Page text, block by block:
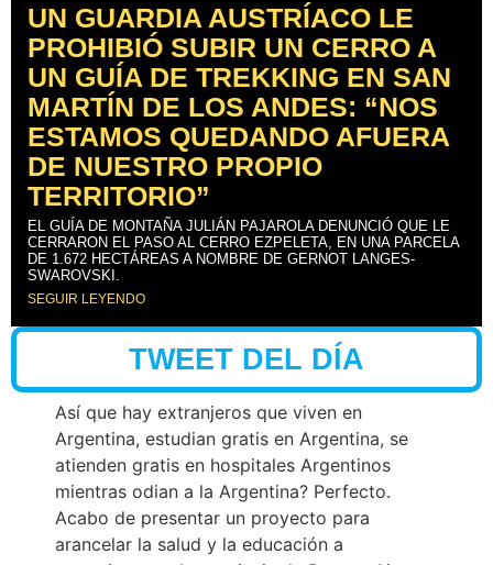
UN GUARDIA AUSTRÍACO LE
PROHIBIÓ SUBIR UN CERRO A
UN GUÍA DE TREKKING EN SAN
MARTÍN DE LOS ANDES: “NOS
ESTAMOS QUEDANDO AFUERA
DE NUESTRO PROPIO
TERRITORIO”
EL GUÍA DE MONTAÑA JULIÁN PAJAROLA DENUNCIÓ QUE LE
CERRARON EL PASO AL CERRO EZPELETA, EN UNA PARCELA
DE 1.672 HECTÁREAS A NOMBRE DE GERNOT LANGES-
SWAROVSKI.
SEGUIR LEYENDO
TWEET DEL DÍA
Así que hay extranjeros que viven en
Argentina, estudian gratis en Argentina, se
atienden gratis en hospitales Argentinos
mientras odian a la Argentina? Perfecto.
Acabo de presentar un proyecto para
arancelar la salud y la educación a